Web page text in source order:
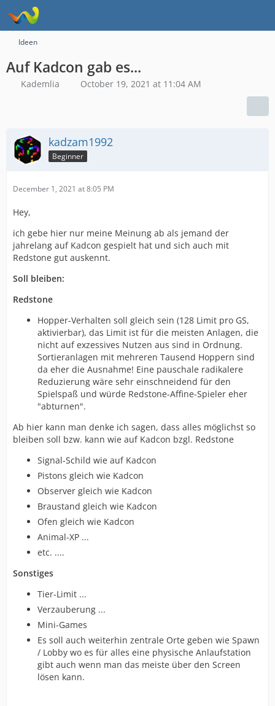
Ideen
Auf Kadcon gab es...
Kademlia October 19, 2021 at 11:04 AM
kadzam1992
Beginner
December 1, 2021 at 8:05 PM
Hey,
ich gebe hier nur meine Meinung ab als jemand der
jahrelang auf Kadcon gespielt hat und sich auch mit
Redstone gut auskennt.
Soll bleiben:
Redstone
Hopper-Verhalten soll gleich sein (128 Limit pro GS,
aktivierbar), das Limit ist für die meisten Anlagen, die
nicht auf exzessives Nutzen aus sind in Ordnung.
Sortieranlagen mit mehreren Tausend Hoppern sind
da eher die Ausnahme! Eine pauschale radikalere
Reduzierung wäre sehr einschneidend für den
Spielspaß und würde Redstone-Affine-Spieler eher
"abturnen".
Ab hier kann man denke ich sagen, dass alles möglichst so
bleiben soll bzw. kann wie auf Kadcon bzgl. Redstone
Signal-Schild wie auf Kadcon
Pistons gleich wie Kadcon
Observer gleich wie Kadcon
Braustand gleich wie Kadcon
Ofen gleich wie Kadcon
Animal-XP ...
etc. ....
Sonstiges
Tier-Limit ...
Verzauberung ...
Mini-Games
Es soll auch weiterhin zentrale Orte geben wie Spawn
/ Lobby wo es für alles eine physische Anlaufstation
gibt auch wenn man das meiste über den Screen
lösen kann.